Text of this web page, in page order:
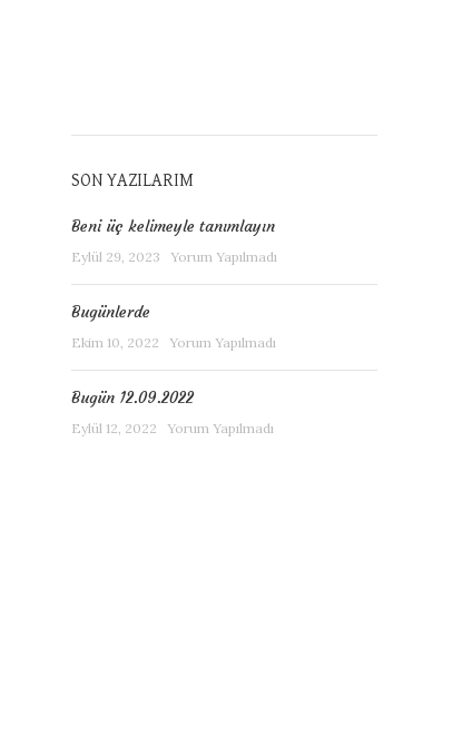
SON YAZILARIM
Beni üç kelimeyle tanımlayın
Eylül 29, 2023 Yorum Yapılmadı
Bugünlerde
Ekim 10, 2022 Yorum Yapılmadı
Bugün 12.09.2022
Eylül 12, 2022 Yorum Yapılmadı